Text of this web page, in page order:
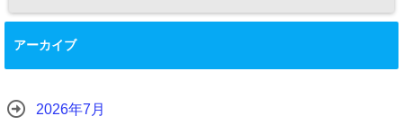
アーカイブ
2026年7月